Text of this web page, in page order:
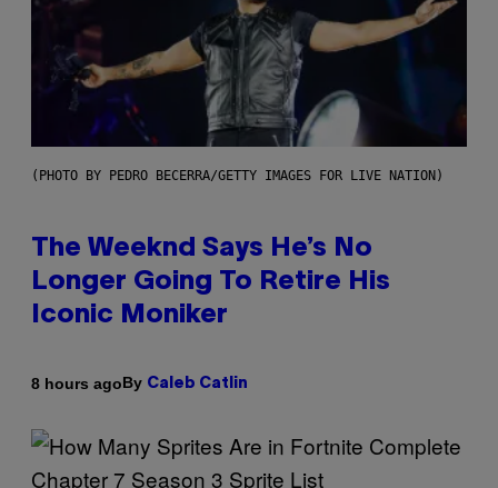
(PHOTO BY PEDRO BECERRA/GETTY IMAGES FOR LIVE NATION)
The Weeknd Says He’s No
Longer Going To Retire His
Iconic Moniker
8 hours agoBy Caleb Catlin